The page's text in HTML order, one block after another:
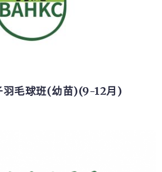
毛球班(幼苗)(9-12月)